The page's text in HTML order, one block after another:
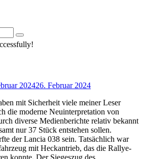
Search
202426. Februar 2024
mit Sicherheit viele meiner Leser
die moderne Neuinterpretation von
diverse Medienberichte relativ bekannt
nur 37 Stück entstehen sollen.
der Lancia 038 sein. Tatsächlich war
mit Heckantrieb, das die Rallye-
konnte. Der Siegeszug des